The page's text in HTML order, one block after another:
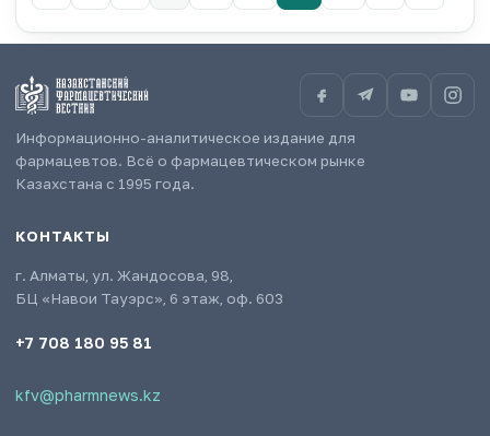
Информационно-аналитическое издание для
фармацевтов. Всё о фармацевтическом рынке
Казахстана с 1995 года.
КОНТАКТЫ
г. Алматы, ул. Жандосова, 98,
БЦ «Навои Тауэрс», 6 этаж, оф. 603
+7 708 180 95 81
kfv@pharmnews.kz